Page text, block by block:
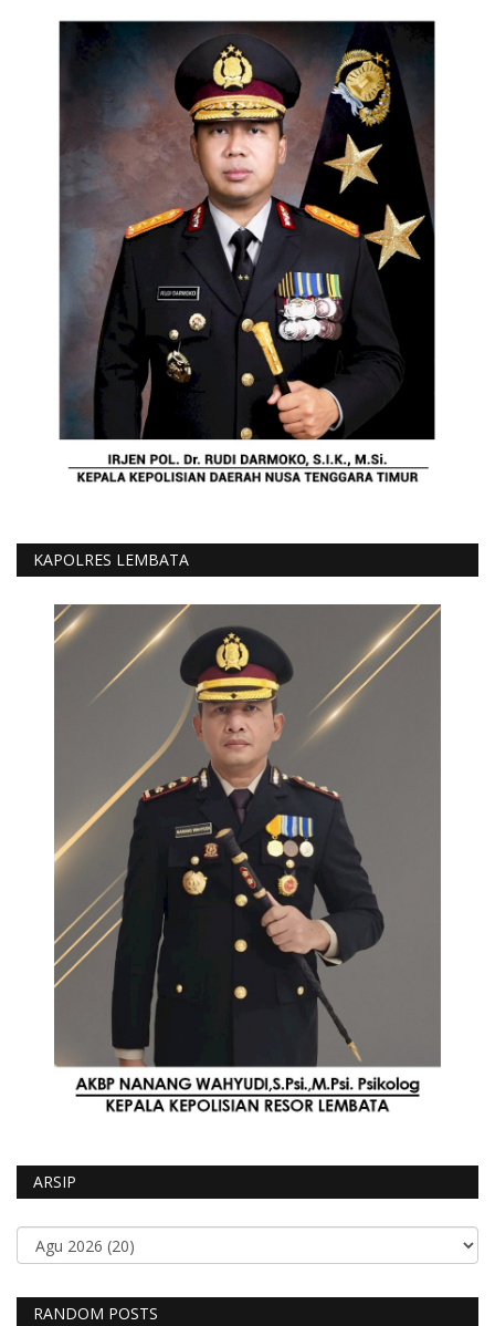
KAPOLRES LEMBATA
ARSIP
RANDOM POSTS